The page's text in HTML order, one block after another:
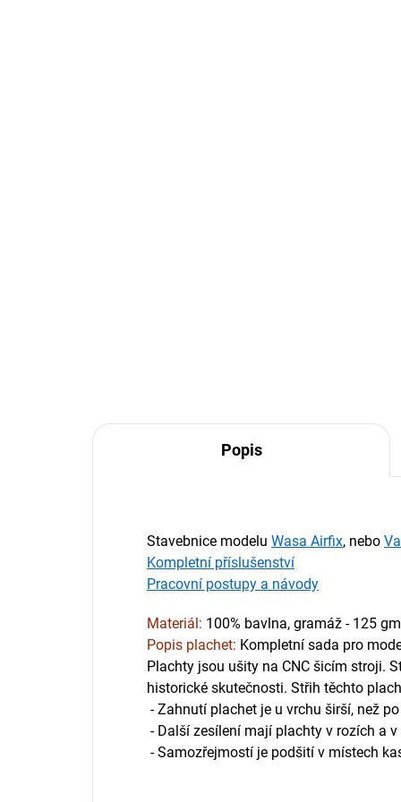
Popis
Stavebnice modelu Wasa Airfix, nebo
Kompletní příslušenství
Pracovní postupy a návody
Materiál: 100% bavlna, gramáž - 125
Popis plachet: Kompletní sada pro
Plachty jsou ušity na CNC šicím stroji.
historické skutečnosti. Střih těchto
- Zahnutí plachet je u vrchu širší, než
- Další zesílení mají plachty v rozích a
- Samozřejmostí je podšití v místech